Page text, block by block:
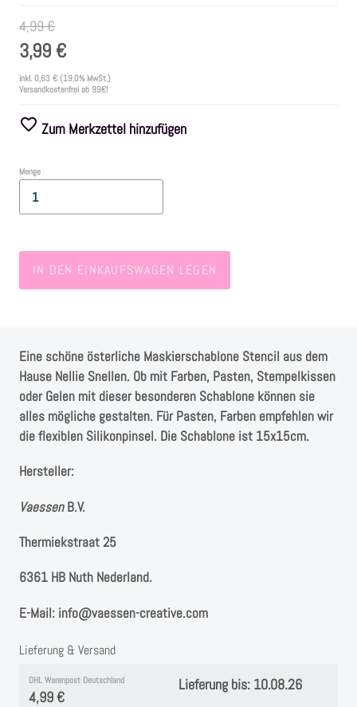
Zubehör
Frühling/Ostern
Maritim/Sommer
Herbst
Weihnachten
SALE
Kranzliebe
4,99 €
3,99 €
inkl. 0,63 € (19.0% MwSt.)
Versandkostenfrei ab 99€!
Zum Merkzettel hinzufügen
Menge
IN DEN EINKAUFSWAGEN LEGEN
Eine schöne österliche Maskierschablone Stencil aus dem
Hause Nellie Snellen. Ob mit Farben, Pasten, Stempelkissen
oder Gelen mit dieser besonderen Schablone können sie
alles mögliche gestalten. Für Pasten, Farben empfehlen wir
die flexiblen Silikonpinsel. Die Schablone ist 15x15cm.
Hersteller:
VaessenB.V. ⁠
Thermiekstraat 25 ⁠
6361 HB Nuth ⁠⁠Nederland.
E-Mail: info@vaessen-creative.com
Lieferung & Versand
DHL Warenpost Deutschland
4,99 €
Lieferung bis: 10.08.26